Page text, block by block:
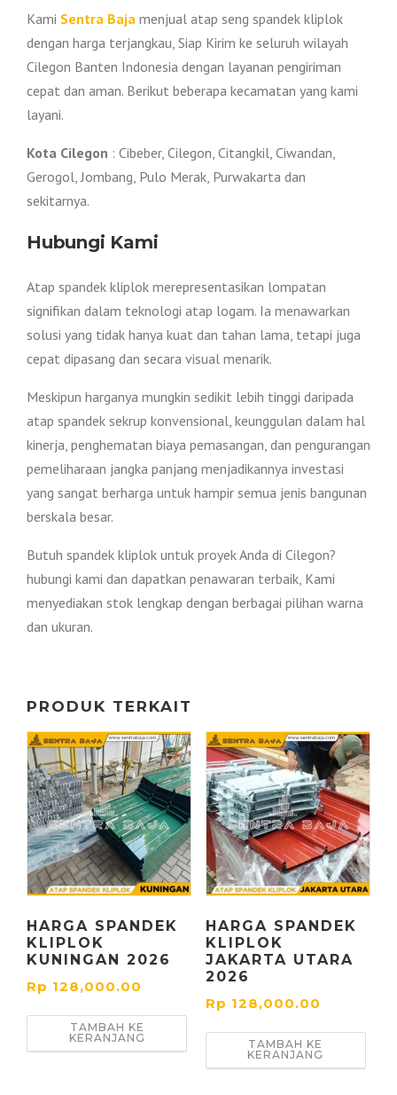
Kami Sentra Baja menjual atap seng spandek kliplok
dengan harga terjangkau, Siap Kirim ke seluruh wilayah
Cilegon Banten Indonesia dengan layanan pengiriman
cepat dan aman. Berikut beberapa kecamatan yang kami
layani.
Kota Cilegon : Cibeber, Cilegon, Citangkil, Ciwandan,
Gerogol, Jombang, Pulo Merak, Purwakarta dan
sekitarnya.
Hubungi Kami
Atap spandek kliplok merepresentasikan lompatan
signifikan dalam teknologi atap logam. Ia menawarkan
solusi yang tidak hanya kuat dan tahan lama, tetapi juga
cepat dipasang dan secara visual menarik.
Meskipun harganya mungkin sedikit lebih tinggi daripada
atap spandek sekrup konvensional, keunggulan dalam hal
kinerja, penghematan biaya pemasangan, dan pengurangan
pemeliharaan jangka panjang menjadikannya investasi
yang sangat berharga untuk hampir semua jenis bangunan
berskala besar.
Butuh spandek kliplok untuk proyek Anda di Cilegon?
hubungi kami dan dapatkan penawaran terbaik, Kami
menyediakan stok lengkap dengan berbagai pilihan warna
dan ukuran.
PRODUK TERKAIT
HARGA SPANDEK
KLIPLOK
KUNINGAN 2026
Rp 128,000.00
TAMBAH KE
KERANJANG
HARGA SPANDEK
KLIPLOK
JAKARTA UTARA
2026
Rp 128,000.00
TAMBAH KE
KERANJANG